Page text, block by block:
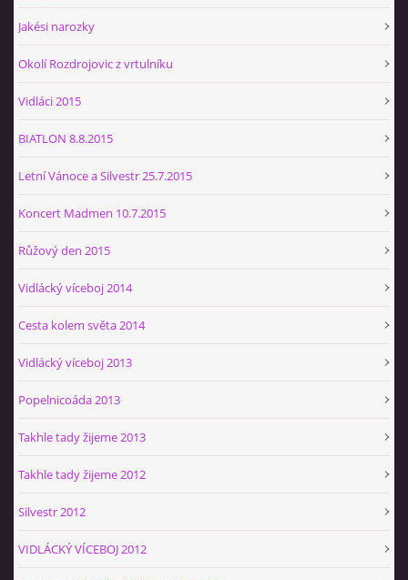
Jakési narozky
Okolí Rozdrojovic z vrtulníku
Vidláci 2015
BIATLON 8.8.2015
Letní Vánoce a Silvestr 25.7.2015
Koncert Madmen 10.7.2015
Růžový den 2015
Vidlácký víceboj 2014
Cesta kolem světa 2014
Vidlácký víceboj 2013
Popelnicoáda 2013
Takhle tady žijeme 2013
Takhle tady žijeme 2012
Silvestr 2012
VIDLÁCKÝ VÍCEBOJ 2012